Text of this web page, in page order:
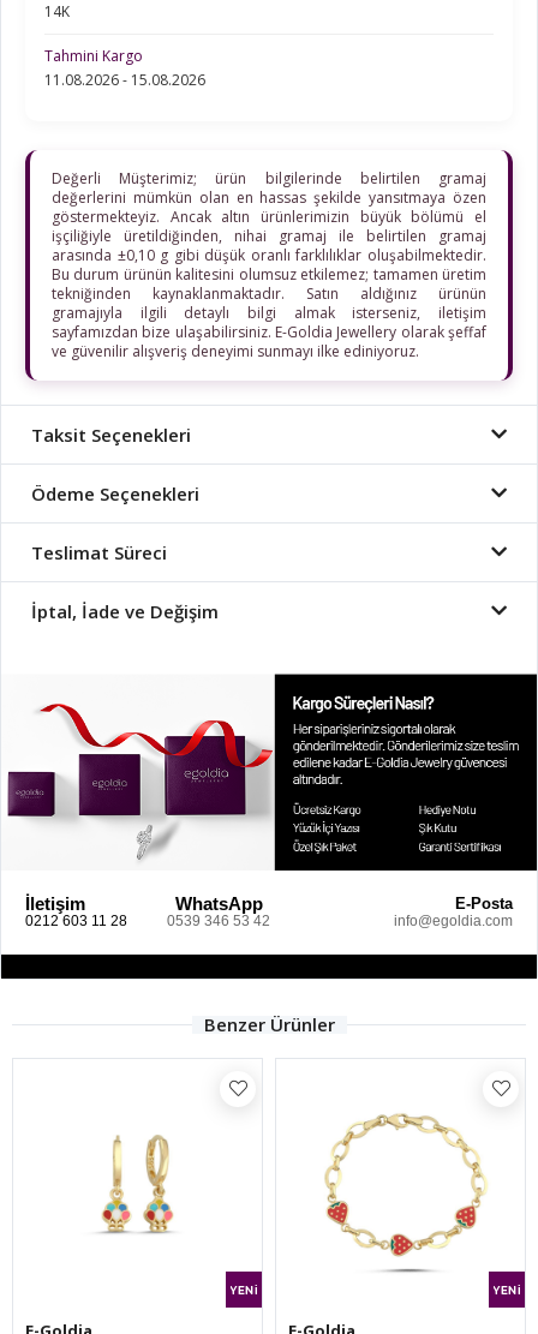
14K
Tahmini Kargo
11.08.2026 - 15.08.2026
Değerli Müşterimiz; ürün bilgilerinde belirtilen gramaj
değerlerini mümkün olan en hassas şekilde yansıtmaya özen
göstermekteyiz. Ancak altın ürünlerimizin büyük bölümü el
işçiliğiyle üretildiğinden, nihai gramaj ile belirtilen gramaj
arasında ±0,10 g gibi düşük oranlı farklılıklar oluşabilmektedir.
Bu durum ürünün kalitesini olumsuz etkilemez; tamamen üretim
tekniğinden kaynaklanmaktadır. Satın aldığınız ürünün
gramajıyla ilgili detaylı bilgi almak isterseniz, iletişim
sayfamızdan bize ulaşabilirsiniz. E-Goldia Jewellery olarak şeffaf
ve güvenilir alışveriş deneyimi sunmayı ilke ediniyoruz.
Taksit Seçenekleri
Ödeme Seçenekleri
Teslimat Süreci
İptal, İade ve Değişim
İletişim
0212 603 11 28
WhatsApp
0539 346 53 42
E-Posta
info@egoldia.com
Benzer Ürünler